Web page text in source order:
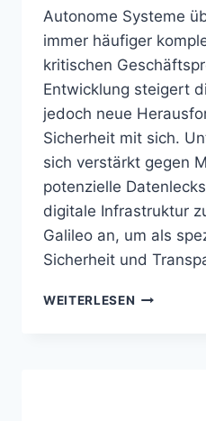
Autonome Systeme
immer häufiger
kritischen
Entwicklung steigert
jedoch neue
Sicherheit mit sich.
sich verstärkt gegen
potenzielle
digitale Infrastruktur
Galileo an, um als
Sicherheit und
WEITERLESEN GALILEO